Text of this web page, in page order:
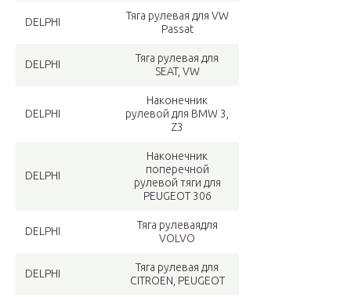
DELPHI
Тяга рулевая для VW
Passat
DELPHI
Тяга рулевая для
SEAT, VW
DELPHI
Наконечник
рулевой для BMW 3,
Z3
DELPHI
Наконечник
поперечной
рулевой тяги для
PEUGEOT 306
DELPHI
Тяга рулеваядля
VOLVO
DELPHI
Тяга рулевая для
CITROEN, PEUGEOT